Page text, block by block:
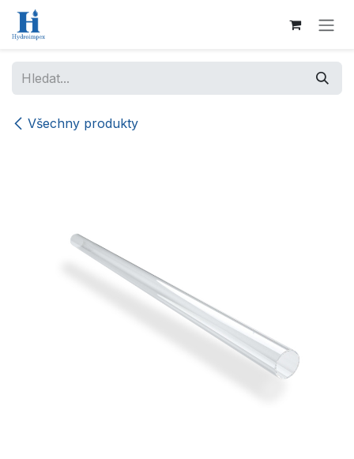
Přejít na obsah
Všechny produkty